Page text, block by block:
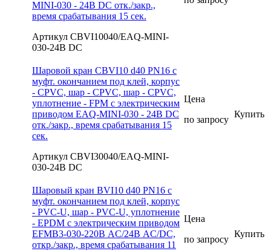
MINI-030 - 24В DС отк./закр.,
время срабатывания 15 сек.
Артикул CBVI10040/EAQ-MINI-
030-24В DC
Шаровой кран CBVI10 d40 PN16 с
муфт. окончанием под клей, корпус
- CPVC, шар - CPVC, шар - CPVC,
уплотнение - FPM с электрическим
приводом EAQ-MINI-030 - 24В DС
отк./закр., время срабатывания 15
сек.
Артикул CBVI30040/EAQ-MINI-
030-24В DC
Цена
по запросу
Купить
Шаровый кран BVI10 d40 PN16 с
муфт. окончанием под клей, корпус
- PVC-U, шар - PVC-U, уплотнение
- EPDM с электрическим приводом
EFMB3-030-220В AC/24В AC/DC,
откр./закр., время срабатывания 11
Цена
по запросу
Купить